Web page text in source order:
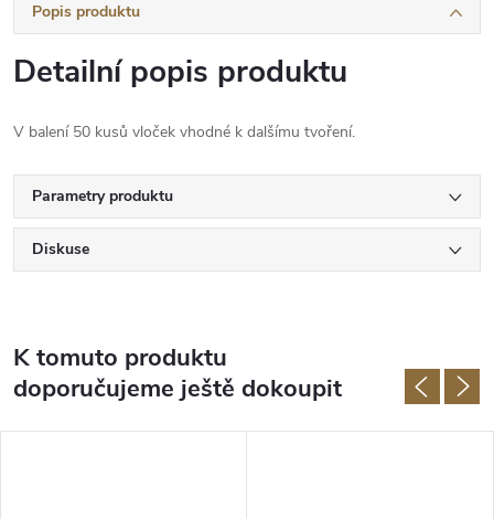
Popis produktu
Detailní popis produktu
V balení 50 kusů vloček vhodné k dalšímu tvoření.
Parametry produktu
Diskuse
K tomuto produktu
doporučujeme ještě dokoupit